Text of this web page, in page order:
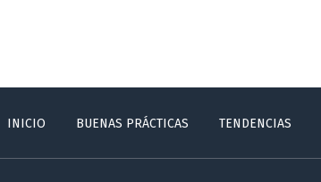
INICIO BUENAS PRÁCTICAS TENDENCIAS